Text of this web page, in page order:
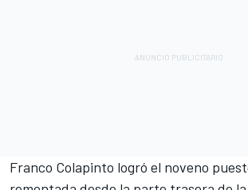
Franco Colapinto logró el noveno